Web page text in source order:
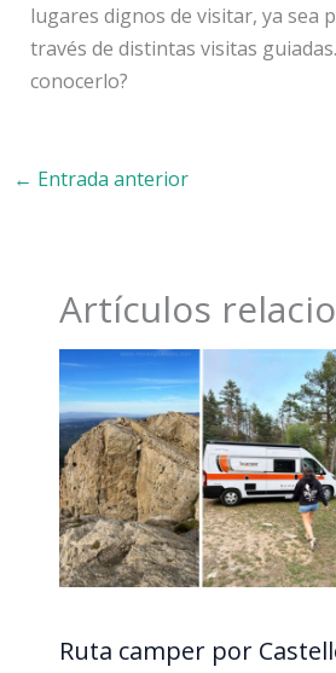
lugares dignos de visitar, ya sea
través de distintas visitas
conocerlo?
← Entrada anterior
Artículos
Ruta camper por